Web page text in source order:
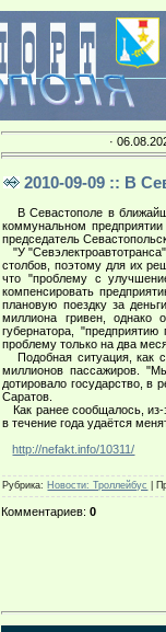
·
2010-09-09 :: В
В Севастополе в
коммунальном предприятии
председатель
"У
столбов, поэтому для их
что "проблему с
компенсировать
плановую поездку за
миллиона гривен, однако
губернатора,
проблему только на два
Подобная ситуация, как
миллионов пассажиров.
дотировало государство, в
Саратов.
Как ранее сообщалось, из-
в течение года удаётся
http://nefakt.info/10311/
Рубрика: Новости: Троллейбус
Комментариев:0